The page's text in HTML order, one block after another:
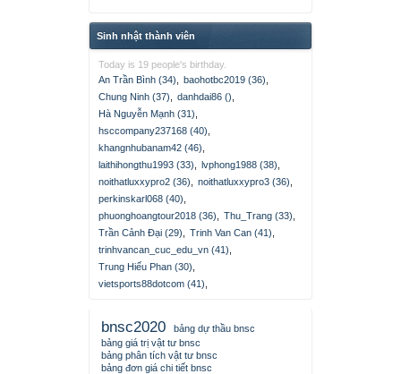
Sinh nhật thành viên
Today is 19 people's birthday.
An Trần Bình (34)
baohotbc2019 (36)
Chung Ninh (37)
danhdai86 ()
Hà Nguyễn Mạnh (31)
hsccompany237168 (40)
khangnhubanam42 (46)
laithihongthu1993 (33)
lvphong1988 (38)
noithatluxxypro2 (36)
noithatluxxypro3 (36)
perkinskarl068 (40)
phuonghoangtour2018 (36)
Thu_Trang (33)
Trần Cảnh Đại (29)
Trinh Van Can (41)
trinhvancan_cuc_edu_vn (41)
Trung Hiếu Phan (30)
vietsports88dotcom (41)
bnsc2020
bảng dự thầu bnsc
bảng giá trị vật tư bnsc
bảng phân tích vật tư bnsc
bảng đơn giá chi tiết bnsc